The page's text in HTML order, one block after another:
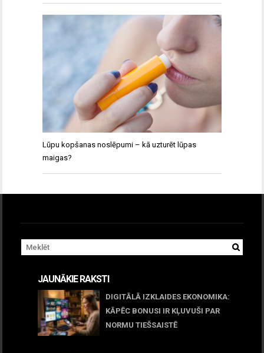
Lūpu kopšanas noslēpumi – kā uzturēt lūpas
maigas?
JAUNĀKIE RAKSTI
DIGITĀLĀ IZKLAIDES EKONOMIKA:
KĀPĒC BONUSI IR KĻUVUŠI PAR
NORMU TIEŠSAISTĒ